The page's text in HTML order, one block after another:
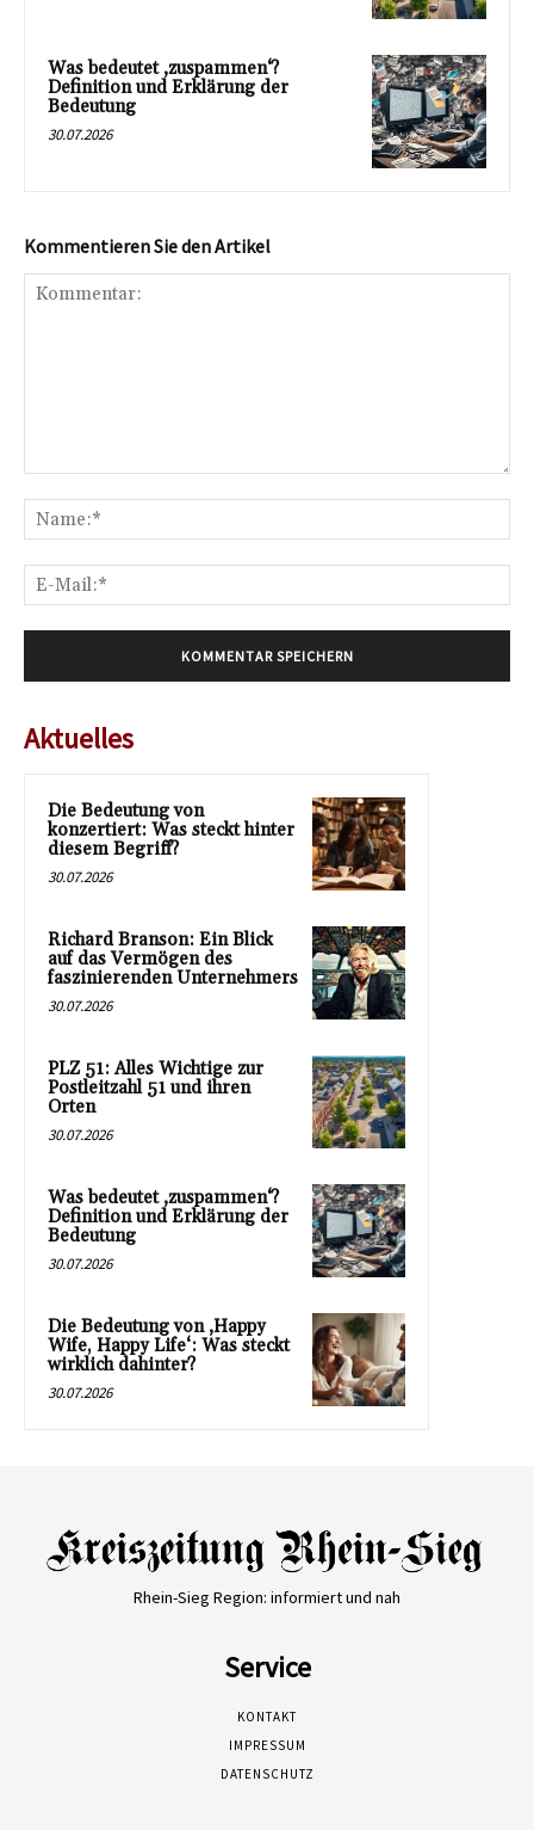
Was bedeutet ‚zuspammen‘?
Definition und Erklärung der
Bedeutung
30.07.2026
Kommentieren Sie den Artikel
Aktuelles
Die Bedeutung von
konzertiert: Was steckt hinter
diesem Begriff?
30.07.2026
Richard Branson: Ein Blick
auf das Vermögen des
faszinierenden Unternehmers
30.07.2026
PLZ 51: Alles Wichtige zur
Postleitzahl 51 und ihren
Orten
30.07.2026
Was bedeutet ‚zuspammen‘?
Definition und Erklärung der
Bedeutung
30.07.2026
Die Bedeutung von ‚Happy
Wife, Happy Life‘: Was steckt
wirklich dahinter?
30.07.2026
Rhein-Sieg Region: informiert und nah
Service
KONTAKT
IMPRESSUM
DATENSCHUTZ